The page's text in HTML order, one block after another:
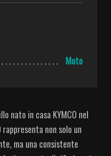
Moto
nato in casa KYMCO nel
non solo un
ma una consistente